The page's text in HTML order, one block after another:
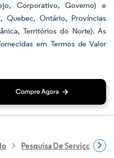
Corporativo, Governo) e
Quebec, Ontário, Províncias
Territórios do Norte). As
em Termos de Valor
Pesquisa De Serviços